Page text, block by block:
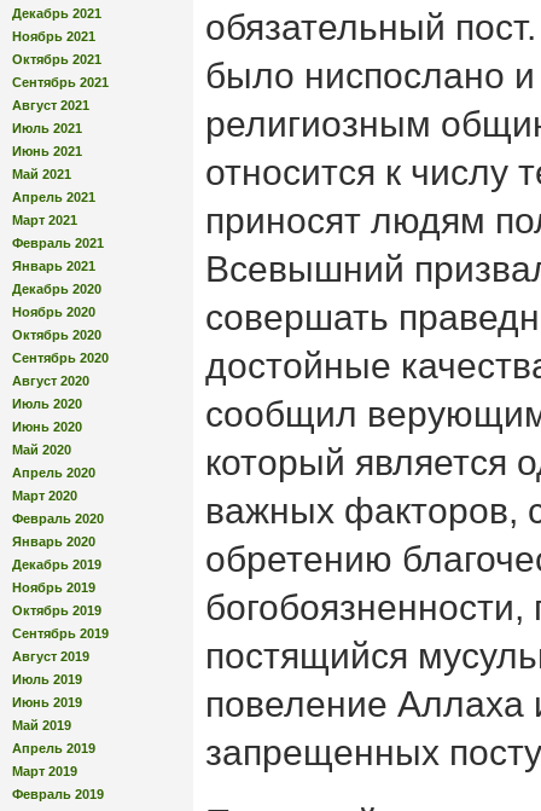
Декабрь 2021
Ноябрь 2021
Октябрь 2021
Сентябрь 2021
Август 2021
Июль 2021
Июнь 2021
Май 2021
Апрель 2021
Март 2021
Февраль 2021
Январь 2021
Декабрь 2020
Ноябрь 2020
Октябрь 2020
Сентябрь 2020
Август 2020
Июль 2020
Июнь 2020
Май 2020
Апрель 2020
Март 2020
Февраль 2020
Январь 2020
Декабрь 2019
Ноябрь 2019
Октябрь 2019
Сентябрь 2019
Август 2019
Июль 2019
Июнь 2019
Май 2019
Апрель 2019
Март 2019
Февраль 2019
обязательный
было ниспослано
религиозным
относится к числу
приносят людям
Всевышний
совершать
достойные
сообщил
который является
важных факторов,
обретению
богобоязненности,
постящийся
повеление Аллаха
запрещенных